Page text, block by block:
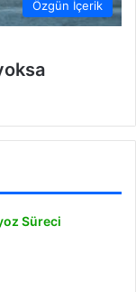
Özgün İçerik
Süreci